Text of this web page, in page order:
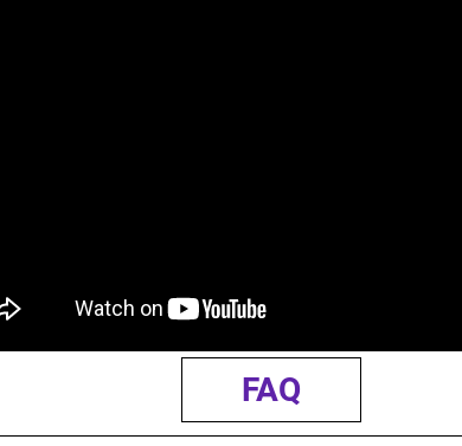
FAQ